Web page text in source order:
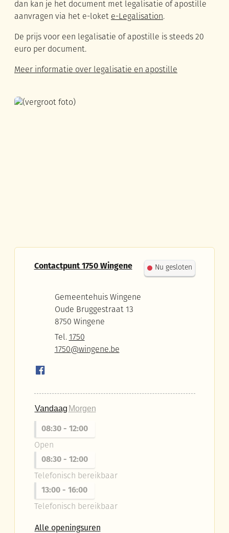
dan kan je het document met legalisatie of apostille
aanvragen via het e-loket e-Legalisation.
De prijs voor een legalisatie of apostille is steeds 20
euro per document.
Meer informatie over legalisatie en apostille
Contact
Contactpunt 1750 Wingene Nu gesloten
Gemeentehuis Wingene
Oude Bruggestraat 13
,8750 Wingene
1750
E-mail1750@wingene.be
Facebook
Vandaag Morgen
08:30 - 12:00
Open
08:30 - 12:00
Telefonisch bereikbaar
13:00 - 16:00
Telefonisch bereikbaar
Alle openingsurenContactpunt 1750 Wingene